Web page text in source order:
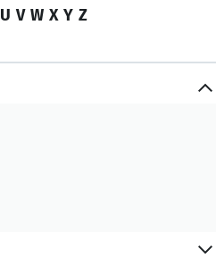
U V W X Y Z